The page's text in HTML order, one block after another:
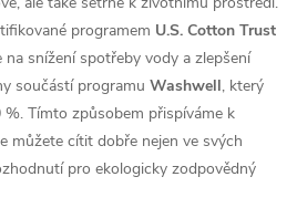
programem U.S. Cotton Trust
na snížení spotřeby vody a zlepšení
součástí programu Washwell, který
Tímto způsobem přispíváme k
můžete cítit dobře nejen ve svých
pro ekologicky zodpovědný